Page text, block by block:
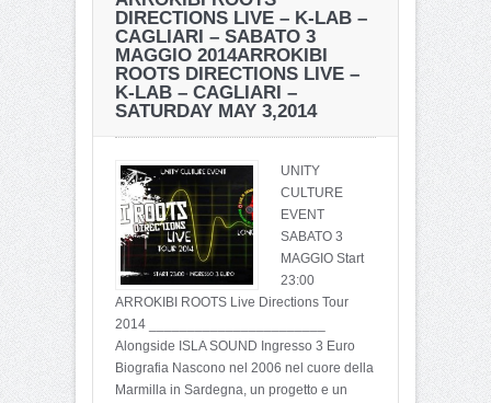
DIRECTIONS LIVE – K-LAB –
CAGLIARI – SABATO 3
MAGGIO 2014ARROKIBI
ROOTS DIRECTIONS LIVE –
K-LAB – CAGLIARI –
SATURDAY MAY 3,2014
UNITY
CULTURE
EVENT
SABATO 3
MAGGIO Start
23:00
ARROKIBI ROOTS Live Directions Tour
2014 _______________________
Alongside ISLA SOUND Ingresso 3 Euro
Biografia Nascono nel 2006 nel cuore della
Marmilla in Sardegna, un progetto e un